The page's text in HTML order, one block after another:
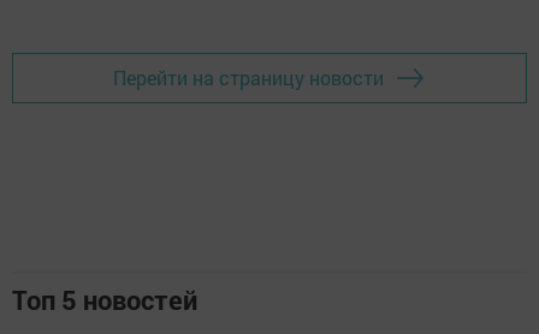
Перейти на страницу новости
Топ 5 новостей